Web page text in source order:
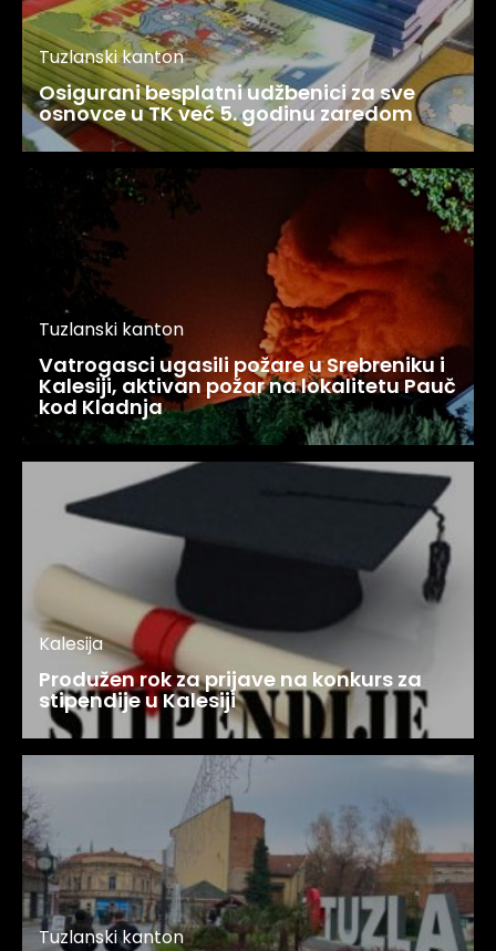
Tuzlanski kanton
Osigurani besplatni udžbenici za sve
osnovce u TK već 5. godinu zaredom
Tuzlanski kanton
Vatrogasci ugasili požare u Srebreniku i
Kalesiji, aktivan požar na lokalitetu Pauč
kod Kladnja
Kalesija
Produžen rok za prijave na konkurs za
stipendije u Kalesiji
Tuzlanski kanton